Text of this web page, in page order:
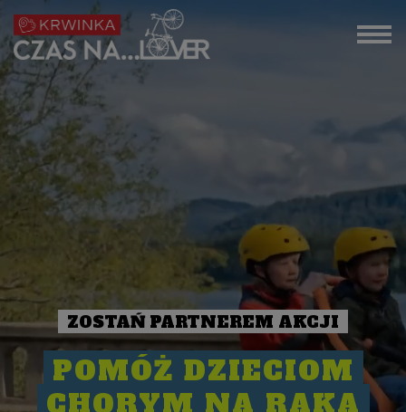
ZOSTAŃ PARTNEREM AKCJI
POMÓŻ DZIECIOM
CHORYM NA RAKA